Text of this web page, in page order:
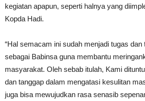
kegiatan apapun, seperti halnya yang
Kopda Hadi.
“Hal semacam ini sudah menjadi tugas
sebagai Babinsa guna membantu
masyarakat. Oleh sebab itulah, Kami
dan tanggap dalam mengatasi kesulitan
juga bisa mewujudkan rasa senasib